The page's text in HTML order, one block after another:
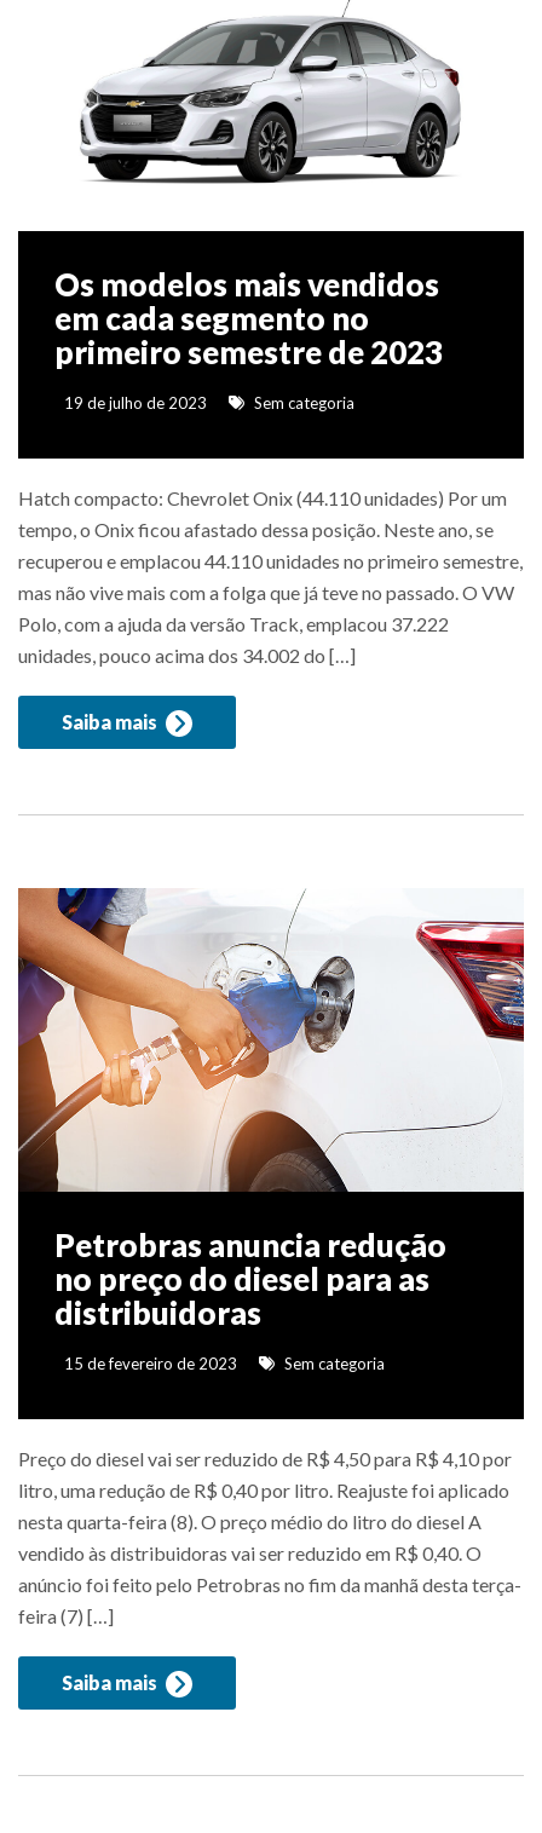
Os modelos mais vendidos
em cada segmento no
primeiro semestre de 2023
19 de julho de 2023 Sem categoria
Hatch compacto: Chevrolet Onix (44.110 unidades) Por um
tempo, o Onix ficou afastado dessa posição. Neste ano, se
recuperou e emplacou 44.110 unidades no primeiro semestre,
mas não vive mais com a folga que já teve no passado. O VW
Polo, com a ajuda da versão Track, emplacou 37.222
unidades, pouco acima dos 34.002 do […]
Saiba mais
Petrobras anuncia redução
no preço do diesel para as
distribuidoras
15 de fevereiro de 2023 Sem categoria
Preço do diesel vai ser reduzido de R$ 4,50 para R$ 4,10 por
litro, uma redução de R$ 0,40 por litro. Reajuste foi aplicado
nesta quarta-feira (8). O preço médio do litro do diesel A
vendido às distribuidoras vai ser reduzido em R$ 0,40. O
anúncio foi feito pelo Petrobras no fim da manhã desta terça-
feira (7) […]
Saiba mais